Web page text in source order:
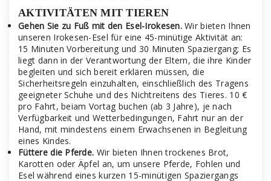
AKTIVITÄTEN MIT TIEREN
Gehen Sie zu Fuß mit den Esel-Irokesen.Wir bieten Ihnen
unseren Irokesen-Esel für eine 45-minütige Aktivität an:
15 Minuten Vorbereitung und 30 Minuten Spaziergang; Es
liegt dann in der Verantwortung der Eltern, die ihre Kinder
begleiten und sich bereit erklären müssen, die
Sicherheitsregeln einzuhalten, einschließlich des Tragens
geeigneter Schuhe und des Nichtreitens des Tieres. 10 €
pro Fahrt, beiam Vortag buchen (ab 3 Jahre), je nach
Verfügbarkeit und Wetterbedingungen, Fahrt nur an der
Hand, mit mindestens einem Erwachsenen in Begleitung
eines Kindes.
Füttere die Pferde. Wir bieten Ihnen trockenes Brot,
Karotten oder Äpfel an, um unsere Pferde, Fohlen und
Esel während eines kurzen 15-minütigen Spaziergangs